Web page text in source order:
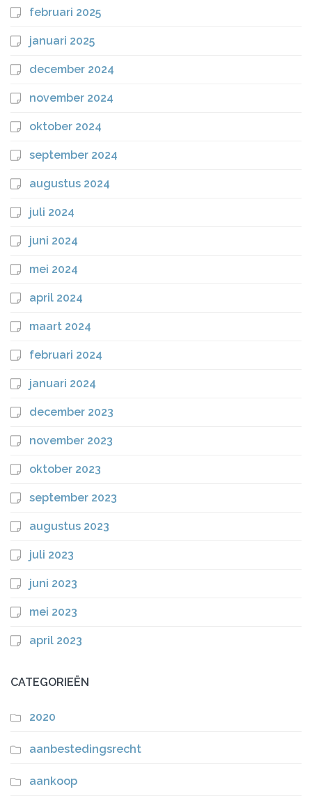
februari 2025
januari 2025
december 2024
november 2024
oktober 2024
september 2024
augustus 2024
juli 2024
juni 2024
mei 2024
april 2024
maart 2024
februari 2024
januari 2024
december 2023
november 2023
oktober 2023
september 2023
augustus 2023
juli 2023
juni 2023
mei 2023
april 2023
CATEGORIEËN
2020
aanbestedingsrecht
aankoop